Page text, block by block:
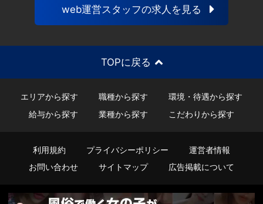
web運営スタッフの求人を見る
TOPに戻る
エリアから探す 職種から探す
環境・待遇から探す
給与から探す
業種から探す こだわりから探す
利用規約 プライバシーポリシー
運営者情報
お問い合わせ
サイトマップ 広告掲載について